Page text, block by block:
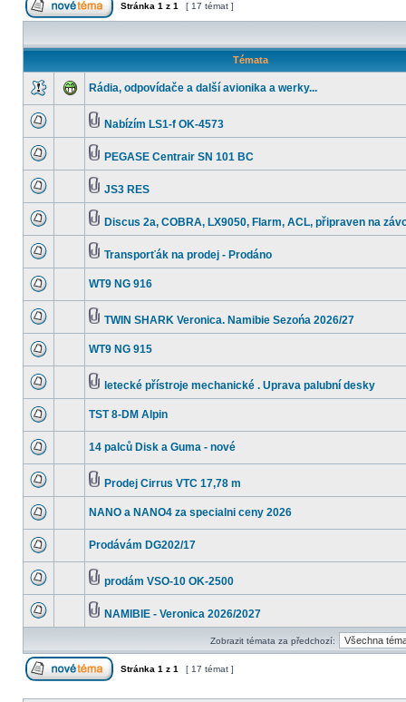
Stránka 1 z 1 [ 17 témat ]
Témata
Rádia, odpovídače a další avionika a werky...
Nabízím LS1-f OK-4573
PEGASE Centrair SN 101 BC
JS3 RES
Discus 2a, COBRA, LX9050, Flarm, ACL, připraven na
Transporťák na prodej - Prodáno
WT9 NG 916
TWIN SHARK Veronica. Namibie Sezońa 2026/27
WT9 NG 915
letecké přístroje mechanické . Uprava palubní desky
TST 8-DM Alpin
14 palců Disk a Guma - nové
Prodej Cirrus VTC 17,78 m
NANO a NANO4 za specialni ceny 2026
Prodávám DG202/17
prodám VSO-10 OK-2500
NAMIBIE - Veronica 2026/2027
Zobrazit témata za předchozí:
Stránka 1 z 1 [ 17 témat ]